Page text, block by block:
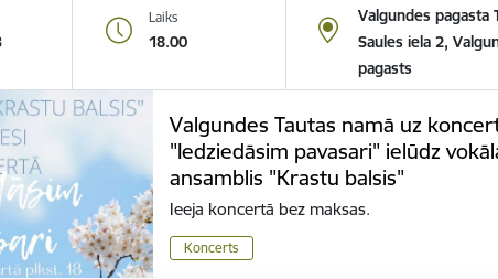
Laiks
18.00
Valgundes pagasta
Saules iela 2,
pagasts
Valgundes Tautas namā uz
"Iedziedāsim pavasari" ielūdz
ansamblis "Krastu balsis"
Ieeja koncertā bez maksas.
Koncerts